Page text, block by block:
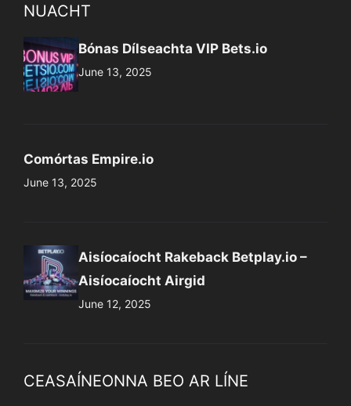
NUACHT
Bónas Dílseachta VIP Bets.io
June 13, 2025
Comórtas Empire.io
June 13, 2025
Aisíocaíocht Rakeback Betplay.io –
Aisíocaíocht Airgid
June 12, 2025
CEASAÍNEONNA BEO AR LÍNE